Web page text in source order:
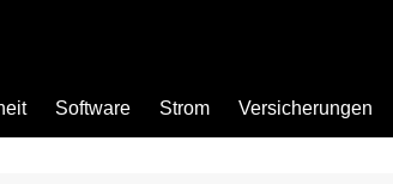
Software Strom Versicherungen